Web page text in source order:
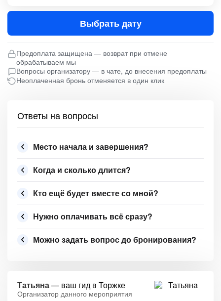
Выбрать дату
Предоплата защищена — возврат при отмене
обрабатываем мы
Вопросы организатору — в чате, до внесения предоплаты
Неоплаченная бронь отменяется в один клик
Ответы на вопросы
Место начала и завершения?
Когда и сколько длится?
Кто ещё будет вместе со мной?
Нужно оплачивать всё сразу?
Можно задать вопрос до бронирования?
Татьяна— ваш гид в Торжке
Организатор данного мероприятия